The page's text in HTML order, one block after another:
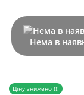
Нема в
Ціну знижено !!!